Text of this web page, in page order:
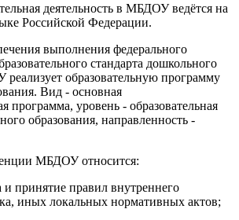
деятельность в МБДОУ ведётся на
Российской Федерации.
выполнения федерального
стандарта дошкольного
образовательную программу
Вид - основная
программа, уровень - образовательная
образования, направленность -
МБДОУ относится:
и принятие правил внутреннего
иных локальных нормативных актов;